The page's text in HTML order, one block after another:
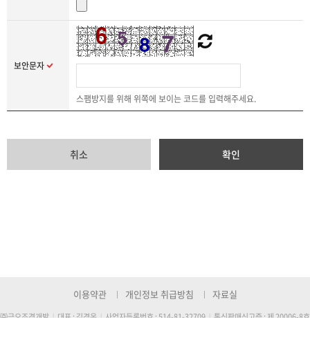
보안문자
스팸방지를 위해 위쪽에 보이는 코드를 입력해주세요.
취소 확인
이용약관 개인정보 취급방침 자료실
㈜금오조경개발 | 대표 : 김경옥 | 사업자등록번호 : 514-81-32709 | 통신판매신고증 : 제 20006-8호